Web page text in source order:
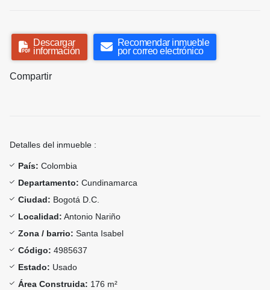
Descargar
información
Recomendar inmueble
por correo electrónico
Compartir
Detalles del inmueble :
País: Colombia
Departamento: Cundinamarca
Ciudad: Bogotá D.C.
Localidad: Antonio Nariño
Zona / barrio: Santa Isabel
Código: 4985637
Estado: Usado
Área Construida: 176 m²